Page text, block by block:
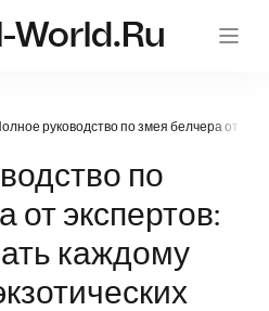
World.ru
руководство по змея белчера от
по
от экспертов:
каждому